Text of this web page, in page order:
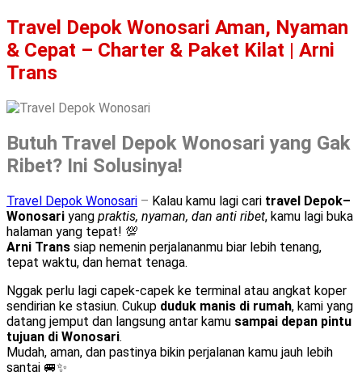
Travel Depok Wonosari Aman, Nyaman
& Cepat – Charter & Paket Kilat | Arni
Trans
Butuh Travel Depok Wonosari yang Gak
Ribet? Ini Solusinya!
Travel Depok Wonosari – Kalau kamu lagi cari travel Depok–
Wonosari yang praktis, nyaman, dan anti ribet, kamu lagi buka
halaman yang tepat! 💯
Arni Trans siap nemenin perjalananmu biar lebih tenang,
tepat waktu, dan hemat tenaga.
Nggak perlu lagi capek-capek ke terminal atau angkat koper
sendirian ke stasiun. Cukup duduk manis di rumah, kami yang
datang jemput dan langsung antar kamu sampai depan pintu
tujuan di Wonosari.
Mudah, aman, dan pastinya bikin perjalanan kamu jauh lebih
santai 🚐✨